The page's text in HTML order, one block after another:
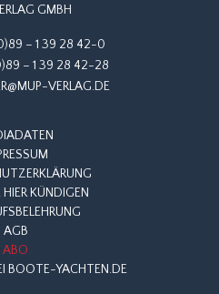
GMBH
– 1 39 28 42-0
– 1 39 28 42-28
VERLAG.DE
KÜNDIGEN
AGB
ABO
BOOTE-YACHTEN.DE